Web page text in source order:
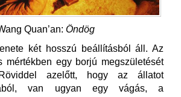
Quan’an: Öndög
két hosszú beállításból áll. Az
mértékben egy borjú megszületését
azelőtt, hogy az állatot
van ugyan egy vágás, a